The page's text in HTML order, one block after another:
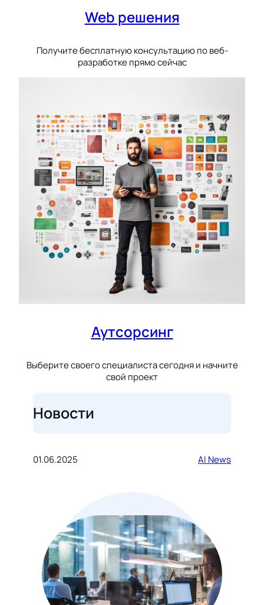
Web решения
Получите бесплатную консультацию по веб-
разработке прямо сейчас
Аутсорсинг
Выберите своего специалиста сегодня и начните
свой проект
Новости
01.06.2025 AI News